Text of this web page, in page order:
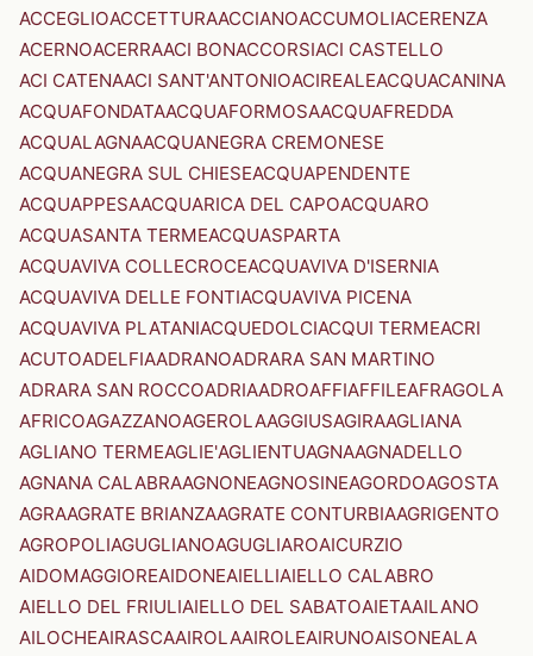
ACCEGLIOACCETTURAACCIANOACCUMOLIACERENZA
ACERNOACERRAACI BONACCORSIACI CASTELLO
ACI CATENAACI SANT'ANTONIOACIREALEACQUACANINA
ACQUAFONDATAACQUAFORMOSAACQUAFREDDA
ACQUALAGNAACQUANEGRA CREMONESE
ACQUANEGRA SUL CHIESEACQUAPENDENTE
ACQUAPPESAACQUARICA DEL CAPOACQUARO
ACQUASANTA TERMEACQUASPARTA
ACQUAVIVA COLLECROCEACQUAVIVA D'ISERNIA
ACQUAVIVA DELLE FONTIACQUAVIVA PICENA
ACQUAVIVA PLATANIACQUEDOLCIACQUI TERMEACRI
ACUTOADELFIAADRANOADRARA SAN MARTINO
ADRARA SAN ROCCOADRIAADROAFFIAFFILEAFRAGOLA
AFRICOAGAZZANOAGEROLAAGGIUSAGIRAAGLIANA
AGLIANO TERMEAGLIE'AGLIENTUAGNAAGNADELLO
AGNANA CALABRAAGNONEAGNOSINEAGORDOAGOSTA
AGRAAGRATE BRIANZAAGRATE CONTURBIAAGRIGENTO
AGROPOLIAGUGLIANOAGUGLIAROAICURZIO
AIDOMAGGIOREAIDONEAIELLIAIELLO CALABRO
AIELLO DEL FRIULIAIELLO DEL SABATOAIETAAILANO
AILOCHEAIRASCAAIROLAAIROLEAIRUNOAISONEALA